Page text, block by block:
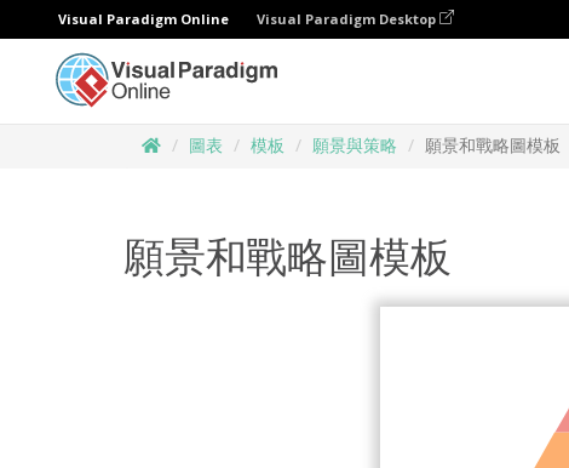
Visual Paradigm Online Visual Paradigm Desktop
圖表 模板 願景與策略 願景和戰略圖模板
願景和戰略圖模板